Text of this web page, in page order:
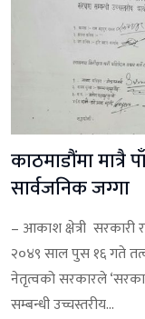
काठमाडौंमा
सार्वजनिक जग्गा
– आकाश क्षेत्री सरकारी
२०४९ साल पुस १६ गते
नेतृत्वको सरकारले
सम्बन्धी उच्चस्तरीय...